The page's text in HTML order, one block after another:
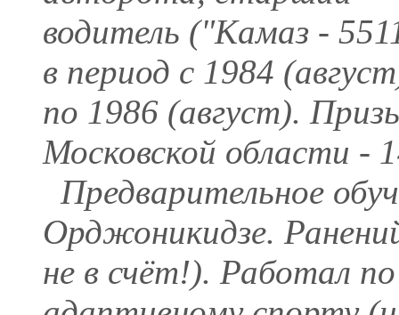
водитель ("Камаз -
в период с 1984
по 1986 (август).
Московской области -
Предварительное
Орджоникидзе.
не в счёт!). Работал